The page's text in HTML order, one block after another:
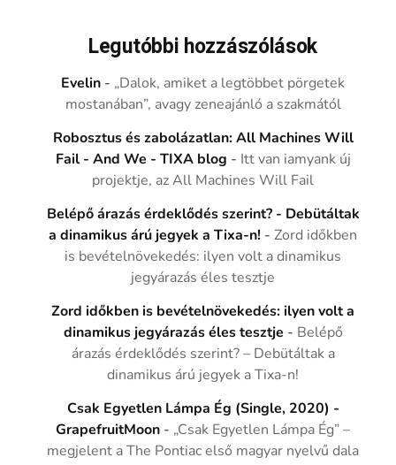
Legutóbbi hozzászólások
Evelin - „Dalok, amiket a legtöbbet pörgetek
mostanában”, avagy zeneajánló a szakmától
Robosztus és zabolázatlan: All Machines Will
Fail - And We - TIXA blog - Itt van iamyank új
projektje, az All Machines Will Fail
Belépő árazás érdeklődés szerint? - Debütáltak
a dinamikus árú jegyek a Tixa-n! -Zord időkben
is bevételnövekedés: ilyen volt a dinamikus
jegyárazás éles tesztje
Zord időkben is bevételnövekedés: ilyen volt a
dinamikus jegyárazás éles tesztje - Belépő
árazás érdeklődés szerint? – Debütáltak a
dinamikus árú jegyek a Tixa-n!
Csak Egyetlen Lámpa Ég (Single, 2020) -
GrapefruitMoon - „Csak Egyetlen Lámpa Ég” –
megjelent a The Pontiac első magyar nyelvű dala